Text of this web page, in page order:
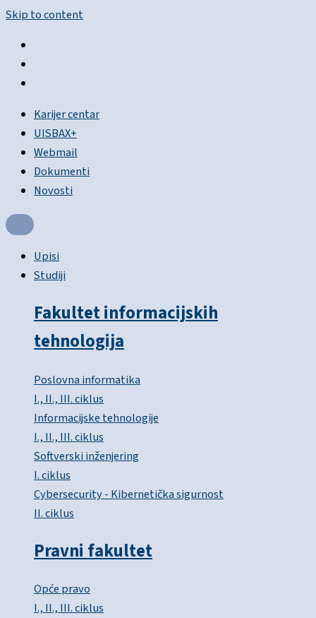
Skip to content
Karijer centar
UISBAX+
Webmail
Dokumenti
Novosti
Upisi
Studiji
Fakultet informacijskih
tehnologija
Poslovna informatika
I., II., III. ciklus
Informacijske tehnologije
I., II., III. ciklus
Softverski inženjering
I. ciklus
Cybersecurity - Kibernetička sigurnost
II. ciklus
Pravni fakultet
Opće pravo
I., II., III. ciklus